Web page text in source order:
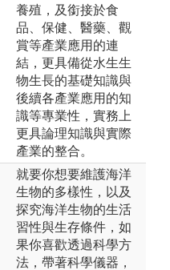
養殖，及銜接於食
品、保健、醫藥、觀
賞等產業應用的連
結，更具備從水生生
物生長的基礎知識與
後續各產業應用的知
識等專業性，實務上
更具論理知識與實際
產業的整合。
就要你想要維護海洋
生物的多樣性，以及
探究海洋生物的生活
習性與生存條件，如
果你喜歡透過科學方
法，帶著科學儀器，